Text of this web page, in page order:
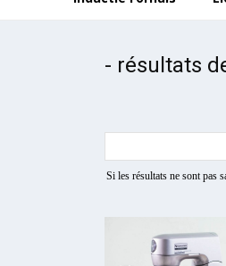
- résultats
Si les résultats ne sont pas